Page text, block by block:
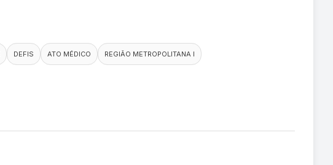
DEFIS ATO MÉDICO REGIÃO METROPOLITANA I